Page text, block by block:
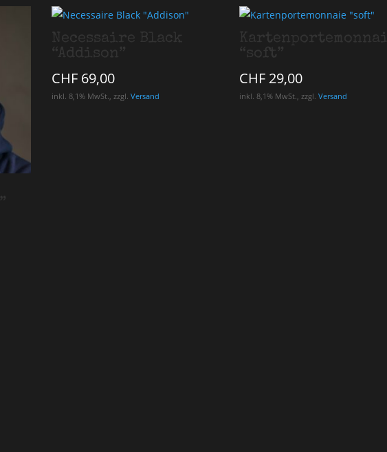
Necessaire Black
“Addison”
CHF69,00
inkl. 8,1% MwSt., zzgl. Versand
“soft”
CHF 29,00
inkl. 8,1% MwSt., zzgl.Versand